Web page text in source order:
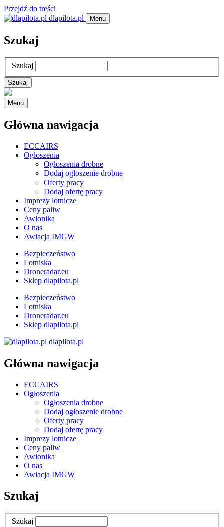
Przejdź do treści
dlapilota.pl
Menu
Szukaj
Szukaj
Menu
Główna nawigacja
ECCAIRS
Ogłoszenia
Ogłoszenia drobne
Dodaj ogłoszenie drobne
Oferty pracy
Dodaj ofertę pracy
Imprezy lotnicze
Ceny paliw
Awionika
O nas
Awiacja IMGW
Bezpieczeństwo
Lotniska
Droneradar.eu
Sklep dlapilota.pl
Bezpieczeństwo
Lotniska
Droneradar.eu
Sklep dlapilota.pl
dlapilota.pl
Główna nawigacja
ECCAIRS
Ogłoszenia
Ogłoszenia drobne
Dodaj ogłoszenie drobne
Oferty pracy
Dodaj ofertę pracy
Imprezy lotnicze
Ceny paliw
Awionika
O nas
Awiacja IMGW
Szukaj
Szukaj